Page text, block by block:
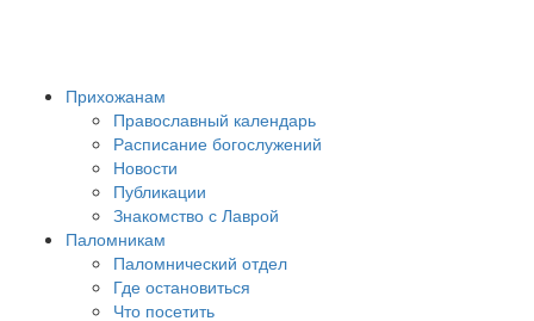
Прихожанам
Православный календарь
Расписание богослужений
Новости
Публикации
Знакомство с Лаврой
Паломникам
Паломнический отдел
Где остановиться
Что посетить